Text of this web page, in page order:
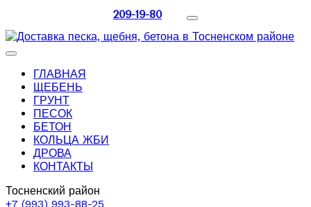
209-19-80
ГЛАВНАЯ
ЩЕБЕНЬ
ГРУНТ
ПЕСОК
БЕТОН
КОЛЬЦА ЖБИ
ДРОВА
КОНТАКТЫ
Тосненский район
+7 (993) 993-88-25